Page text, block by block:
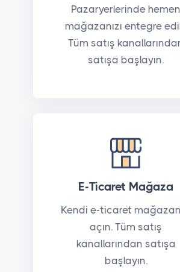
Pazaryerlerinde hemen
mağazanızı entegre
Tüm satış
satışa başlayın.
E-Ticaret Mağaza
Kendi e-ticaret
açın. Tüm satış
kanallarından satışa
başlayın.